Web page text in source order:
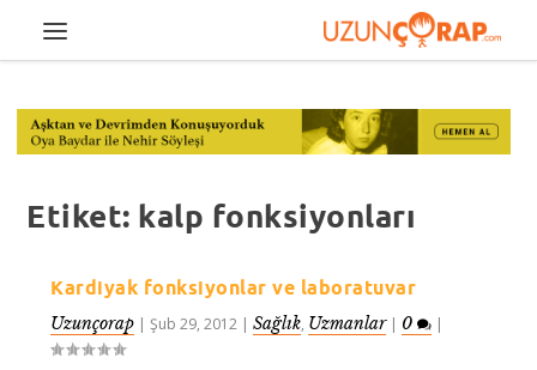
Etiket: kalp fonksiyonları
Kardiyak fonksiyonlar ve laboratuvar
Uzunçorap |Şub 29, 2012 |Sağlık, Uzmanlar| 0 |